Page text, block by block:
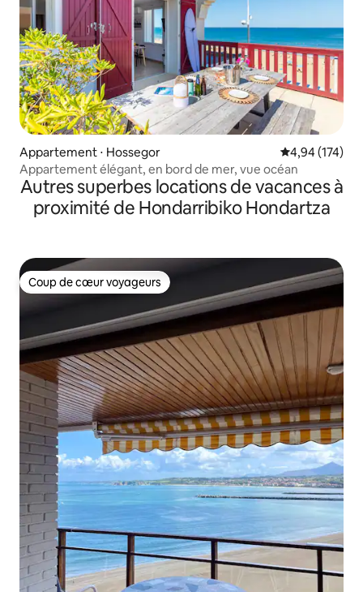
Appartement ⋅ Hossegor Évaluation
4,94 (174)
Appartement élégant, en bord de mer, vue océan
Autres superbes locations de vacances à
proximité de Hondarribiko Hondartza
Coup de cœur voyageurs
Coup de cœur voyageurs